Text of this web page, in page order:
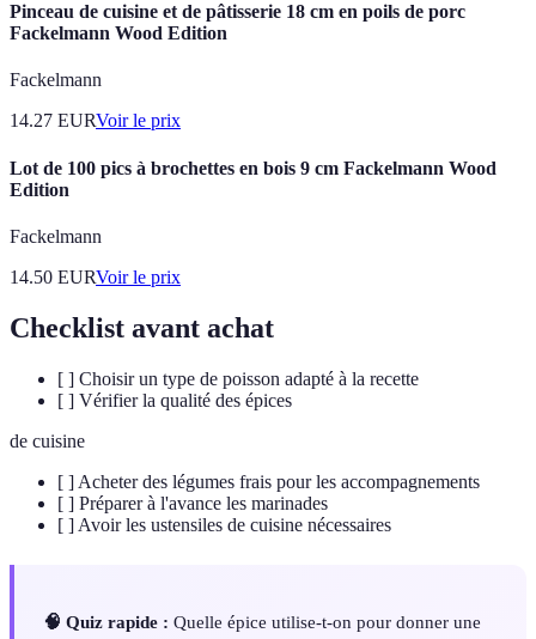
Pinceau de cuisine et de pâtisserie 18 cm en poils de porc
Fackelmann Wood Edition
Fackelmann
14.27 EURVoir le prix
Lot de 100 pics à brochettes en bois 9 cm Fackelmann Wood
Edition
Fackelmann
14.50 EURVoir le prix
Checklist avant achat
[ ] Choisir un type de poisson adapté à la recette
[ ] Vérifier la qualité des épices
de cuisine
[ ] Acheter des légumes frais pour les accompagnements
[ ] Préparer à l'avance les marinades
[ ] Avoir les ustensiles de cuisine nécessaires
🧠 Quiz rapide : Quelle épice utilise-t-on pour donner une